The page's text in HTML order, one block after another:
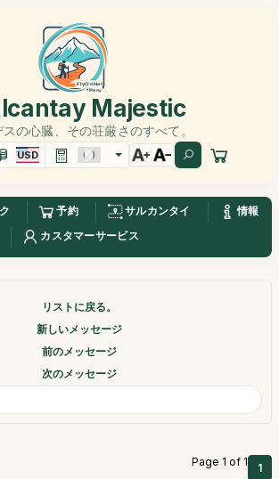
Majestic
の心臓、その荘厳さのすべて。
USD
予約 サルカンタイ
情報
カスタマーサービス
リストに戻る。
新しいメッセージ
前のメッセージ
次のメッセージ
Page 1 of 1 1